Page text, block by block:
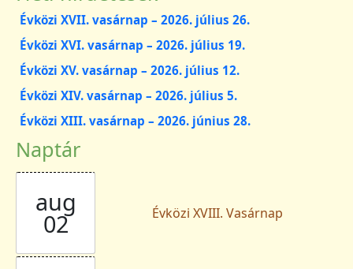
Évközi XVII. vasárnap – 2026. július 26.
Évközi XVI. vasárnap – 2026. július 19.
Évközi XV. vasárnap – 2026. július 12.
Évközi XIV. vasárnap – 2026. július 5.
Évközi XIII. vasárnap – 2026. június 28.
Naptár
aug
02 Évközi XVIII. Vasárnap